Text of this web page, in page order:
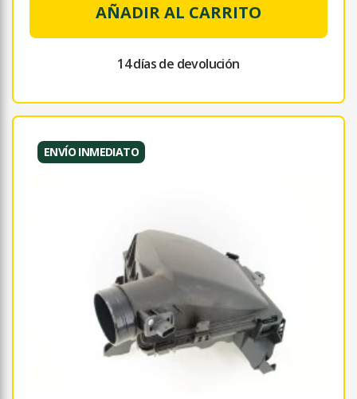
AÑADIR AL CARRITO
14 días de devolución
ENVÍO INMEDIATO